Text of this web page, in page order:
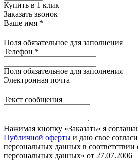
Купить в 1 клик
Заказать звонок
Ваше имя *
Поля обязательное для заполнения
Телефон *
Поля обязательное для заполнения
Электронная почта
Текст сообщения
Нажимая кнопку «Заказать» я
Публичной оферты и даю свое
персональных данных в
персональных данных» от 27.07.2006